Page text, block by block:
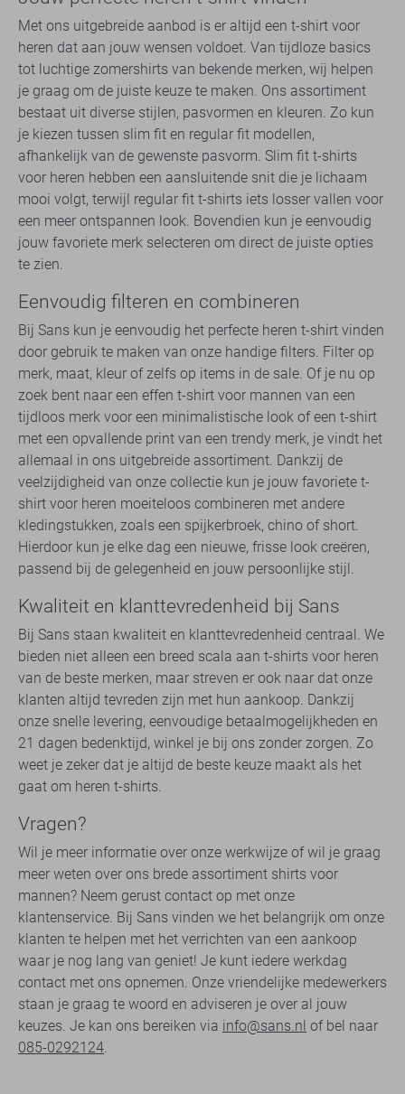
Met ons uitgebreide aanbod is er altijd een t-shirt voor
heren dat aan jouw wensen voldoet. Van tijdloze basics
tot luchtige zomershirts van bekende merken, wij helpen
je graag om de juiste keuze te maken. Ons assortiment
bestaat uit diverse stijlen, pasvormen en kleuren. Zo kun
je kiezen tussen slim fit en regular fit modellen,
afhankelijk van de gewenste pasvorm. Slim fit t-shirts
voor heren hebben een aansluitende snit die je lichaam
mooi volgt, terwijl regular fit t-shirts iets losser vallen voor
een meer ontspannen look. Bovendien kun je eenvoudig
jouw favoriete merk selecteren om direct de juiste opties
te zien.
Eenvoudig filteren en combineren
Bij Sans kun je eenvoudig het perfecte heren t-shirt vinden
door gebruik te maken van onze handige filters. Filter op
merk, maat, kleur of zelfs op items in de sale. Of je nu op
zoek bent naar een effen t-shirt voor mannen van een
tijdloos merk voor een minimalistische look of een t-shirt
met een opvallende print van een trendy merk, je vindt het
allemaal in ons uitgebreide assortiment. Dankzij de
veelzijdigheid van onze collectie kun je jouw favoriete t-
shirt voor heren moeiteloos combineren met andere
kledingstukken, zoals een spijkerbroek, chino of short.
Hierdoor kun je elke dag een nieuwe, frisse look creëren,
passend bij de gelegenheid en jouw persoonlijke stijl.
Kwaliteit en klanttevredenheid bij Sans
Bij Sans staan kwaliteit en klanttevredenheid centraal. We
bieden niet alleen een breed scala aan t-shirts voor heren
van de beste merken, maar streven er ook naar dat onze
klanten altijd tevreden zijn met hun aankoop. Dankzij
onze snelle levering, eenvoudige betaalmogelijkheden en
21 dagen bedenktijd, winkel je bij ons zonder zorgen. Zo
weet je zeker dat je altijd de beste keuze maakt als het
gaat om heren t-shirts.
Vragen?
Wil je meer informatie over onze werkwijze of wil je graag
meer weten over ons brede assortiment shirts voor
mannen? Neem gerust contact op met onze
klantenservice. Bij Sans vinden we het belangrijk om onze
klanten te helpen met het verrichten van een aankoop
waar je nog lang van geniet! Je kunt iedere werkdag
contact met ons opnemen. Onze vriendelijke medewerkers
staan je graag te woord en adviseren je over al jouw
keuzes. Je kan ons bereiken via info@sans.nl of bel naar
085-0292124.